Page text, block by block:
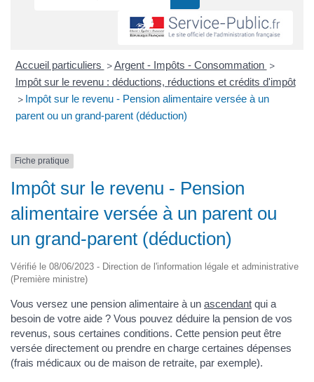
Accueil particuliers > Argent - Impôts - Consommation >
Impôt sur le revenu : déductions, réductions et crédits d'impôt
> Impôt sur le revenu - Pension alimentaire versée à un
parent ou un grand-parent (déduction)
Fiche pratique
Impôt sur le revenu - Pension
alimentaire versée à un parent ou
un grand-parent (déduction)
Vérifié le 08/06/2023 - Direction de l'information légale et administrative
(Première ministre)
Vous versez une pension alimentaire à un ascendant qui a
besoin de votre aide ? Vous pouvez déduire la pension de vos
revenus, sous certaines conditions. Cette pension peut être
versée directement ou prendre en charge certaines dépenses
(frais médicaux ou de maison de retraite, par exemple).